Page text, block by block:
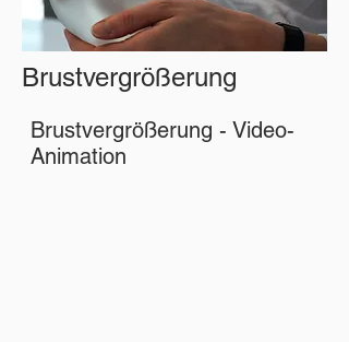
Brustvergrößerung
Brustvergrößerung - Video-
Animation